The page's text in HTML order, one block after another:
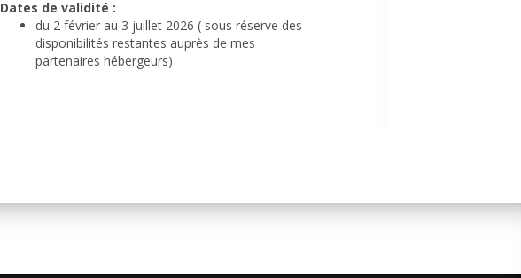
Dates de validité :
du 2 février au 3 juillet 2026 ( sous réserve des
disponibilités restantes auprès de mes
partenaires hébergeurs)